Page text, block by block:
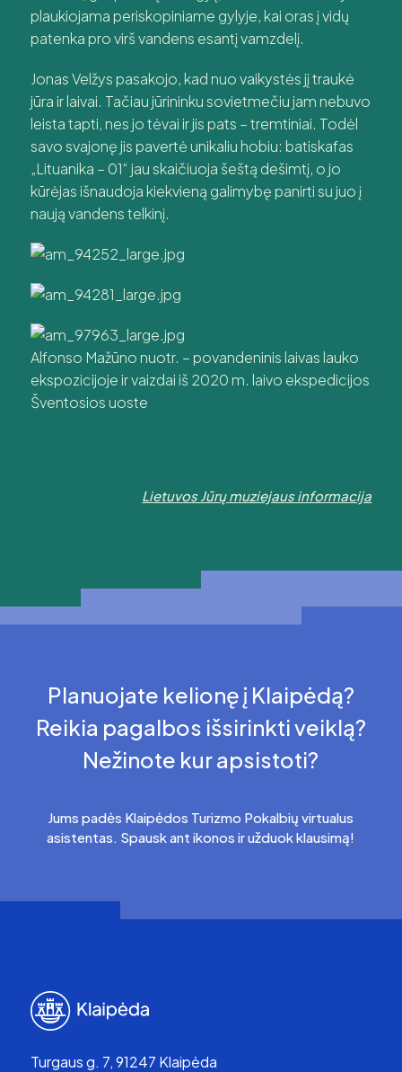
plaukiojama periskopiniame gylyje, kai oras į vidų
patenka pro virš vandens esantį vamzdelį.
Jonas Velžys pasakojo, kad nuo vaikystės jį traukė
jūra ir laivai. Tačiau jūrininku sovietmečiu jam nebuvo
leista tapti, nes jo tėvai ir jis pats – tremtiniai. Todėl
savo svajonę jis pavertė unikaliu hobiu: batiskafas
„Lituanika – 01“ jau skaičiuoja šeštą dešimtį, o jo
kūrėjas išnaudoja kiekvieną galimybę panirti su juo į
naują vandens telkinį.
Alfonso Mažūno nuotr. – povandeninis laivas lauko
ekspozicijoje ir vaizdai iš 2020 m. laivo ekspedicijos
Šventosios uoste
Lietuvos Jūrų muziejaus informacija
Planuojate kelionę į Klaipėdą?
Reikia pagalbos išsirinkti veiklą?
Nežinote kur apsistoti?
Jums padės Klaipėdos Turizmo Pokalbių virtualus
asistentas. Spausk ant ikonos ir užduok klausimą!
Turgaus g. 7, 91247 Klaipėda